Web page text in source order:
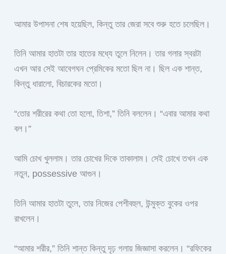
আমার উপাসনা শেষ হয়েছিল, কিন্তু তার জেরা সবে শুরু হতে চলেছিল।
তিনি আমার হাতটা তার হাতের মধ্যে তুলে নিলেন। তার গলার স্বরটা
এখন আর সেই আবেগঘন প্রেমিকের মতো ছিল না। ছিল এক শান্ত,
কিন্তু ধারালো, বিচারকের মতো।
“তোর শরীরের কথা তো হলো, তিশা,” তিনি বললেন। “এবার আমার কথা
বল।”
আমি চোখ খুললাম। তার চোখের দিকে তাকালাম। সেই চোখে তখন এক
নতুন, possessive আগুন।
তিনি আমার হাতটা তুলে, তার নিজের পেশীবহুল, উন্মুক্ত বুকের ওপর
রাখলেন।
“আমার শরীর,” তিনি শান্ত কিন্তু দৃঢ় গলায় জিজ্ঞাসা করলেন। “রফিকের